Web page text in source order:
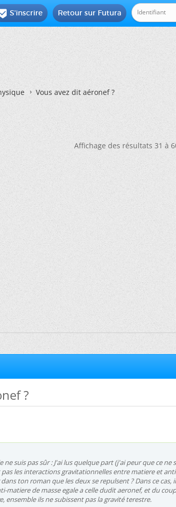
Retour sur Futura
S'inscrire
Vous avez dit aéronef ?
Affichage des résultats 31 à
?
suis pas sûr : J'ai lus quelque part (j'ai peur que ce ne
les interactions gravitationnelles entre matiere et
ton roman que les deux se repulsent ? Dans ce cas, il
matiere de masse egale a celle dudit aeronef, et du
ensemble ils ne subissent pas la gravité terestre.